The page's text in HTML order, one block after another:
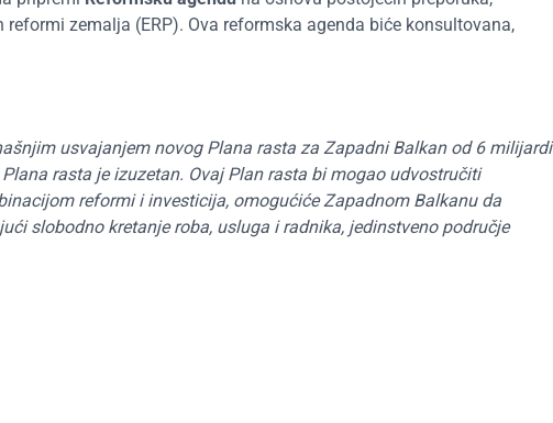
zemalja (ERP). Ova reformska agenda biće konsultovana,
usvajanjem novog Plana rasta za Zapadni Balkan od 6 milijardi
rasta je izuzetan. Ovaj Plan rasta bi mogao udvostručiti
reformi i investicija, omogućiće Zapadnom Balkanu da
slobodno kretanje roba, usluga i radnika, jedinstveno područje